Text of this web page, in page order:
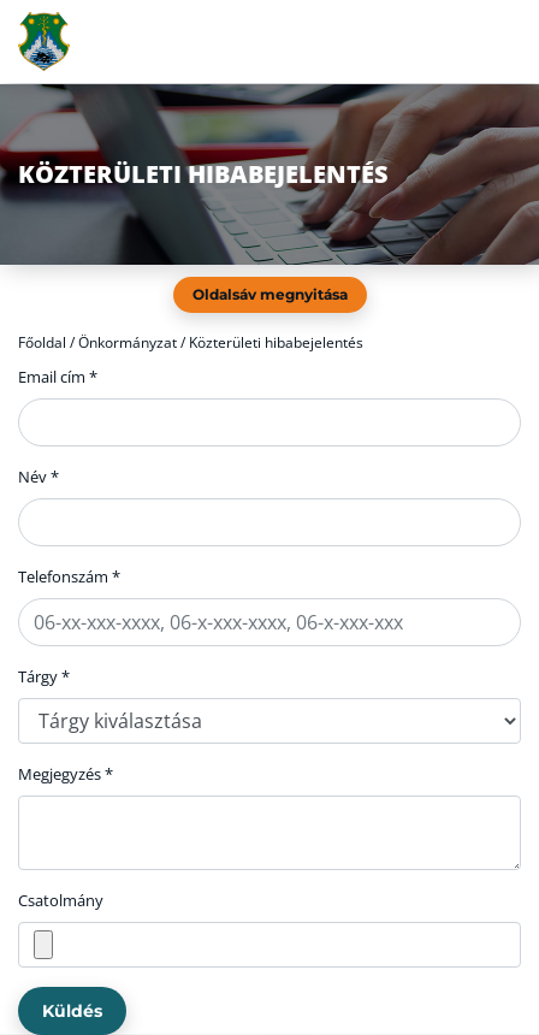
KÖZTERÜLETI HIBABEJELENTÉS
Oldalsáv megnyitása
Főoldal /Önkormányzat / Közterületi hibabejelentés
Email cím *
Név *
Telefonszám *
Tárgy *
Megjegyzés *
Csatolmány
Küldés